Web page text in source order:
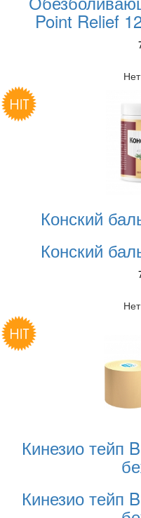
Point Relief
Конский
Конский
Кинезио тейп
Кинезио тейп